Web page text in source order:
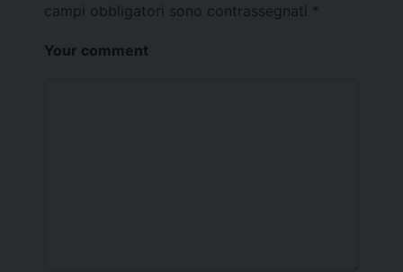
campi obbligatori sono contrassegnati *
Your comment